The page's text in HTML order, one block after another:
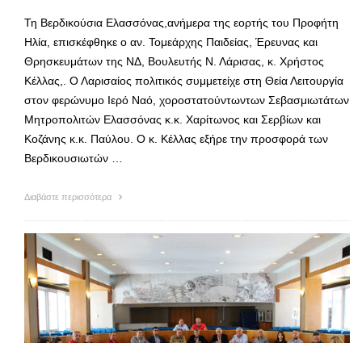
Τη Βερδικούσια Ελασσόνας,ανήμερα της εορτής του Προφήτη
Ηλία, επισκέφθηκε ο αν. Τομεάρχης Παιδείας, Έρευνας και
Θρησκευμάτων της ΝΔ, Βουλευτής Ν. Λάρισας, κ. Χρήστος
Κέλλας,. Ο Λαρισαίος πολιτικός συμμετείχε στη Θεία Λειτουργία
στον φερώνυμο Ιερό Ναό, χοροστατούντωντων Σεβασμιωτάτων
Μητροπολιτών Ελασσόνας κ.κ. Χαρίτωνος και Σερβίων και
Κοζάνης κ.κ. Παύλου. Ο κ. Κέλλας εξήρε την προσφορά των
Βερδικουσιωτών …
Διαβάστε περισσότερα